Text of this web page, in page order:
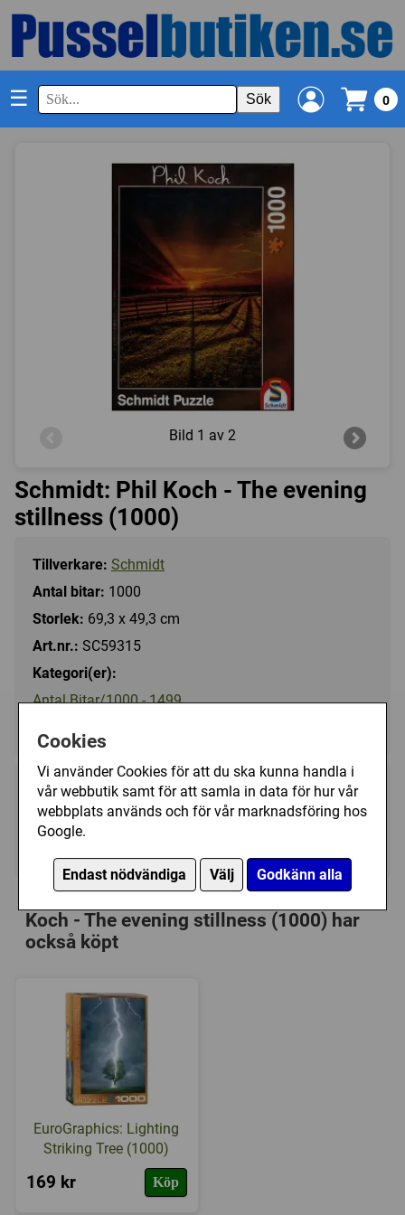
Cookies
Vi använder Cookies för att du ska kunna handla i
vår webbutik samt för att samla in data för hur vår
webbplats används och för vår marknadsföring hos
Google.
Endast nödvändiga Välj Godkänn alla
☰ Sök 0
Bild 1 av 2
Schmidt: Phil Koch - The evening
stillness (1000)
Tillverkare: Schmidt
Antal bitar: 1000
Storlek: 69,3 x 49,3 cm
Art.nr.: SC59315
Kategori(er):
Antal Bitar/1000 - 1499
169 kr Utgått
Personer som har köpt Schmidt: Phil
Koch - The evening stillness (1000) har
också köpt
EuroGraphics: Lighting
Striking Tree (1000)
169 kr Köp